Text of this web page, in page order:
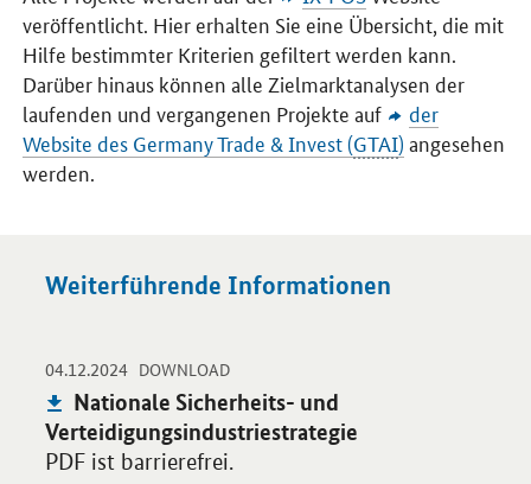
veröffentlicht. Hier erhalten Sie eine Übersicht, die mit
Hilfe bestimmter Kriterien gefiltert werden kann.
Darüber hinaus können alle Zielmarktanalysen der
laufenden und vergangenen Projekte auf
der
Website des Germany Trade & Invest (GTAI) angesehen
werden.
Weiterführende Informationen
04.12.2024 -
DOWNLOAD-
Publikation:
Nationale Sicherheits- und
Verteidigungsindustriestrategie
PDF ist barrierefrei.
Öffnet PDF "Nationale Sicherheits- und